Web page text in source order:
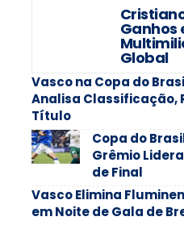
Ganhos
Global
Vasco na Copa do
Analisa Classificação,
Título
Copa do
Grêmio
de Final
Vasco Elimina
em Noite de Gala de